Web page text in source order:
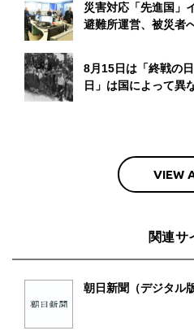
災害対応「先進国
避難所運営、被災者
8月15日は「終戦の
日」は国によって異
VIEW
関連サ
朝日新聞（デジタル版